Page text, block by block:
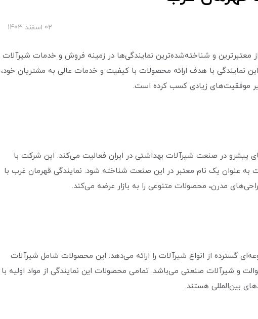
02 اسفند 1403
معتبرترین و شناخته‌شده‌ترین نمایندگی‌ها در زمینه فروش و خدمات شیرآلات
نمایندگی با هدف ارائه محصولات با کیفیت و خدمات عالی به مشتریان خود،
موفقیت‌های زیادی کسب کرده است.
پیشرو در صنعت شیرآلات بهداشتی در ایران فعالیت می‌کند. این شرکت با
به عنوان یک نام معتبر در این صنعت شناخته شود. نمایندگی قهرمان غرب با
مدرن، محصولات متنوعی را به بازار عرضه می‌کند.
گسترده از انواع شیرآلات را ارائه می‌دهد. این محصولات شامل شیرآلات
و شیرآلات صنعتی می‌باشد. تمامی محصولات این نمایندگی از مواد اولیه با
بین‌المللی هستند.